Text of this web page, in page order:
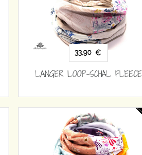
33,90 €
LANGER LOOP-SCHAL FLEECE